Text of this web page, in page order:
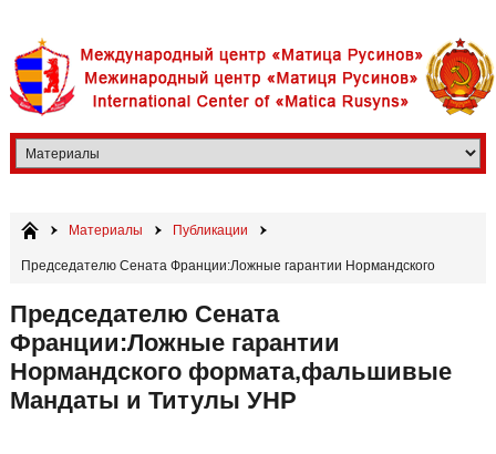
Материалы Публикации
Председателю Сената Франции:Ложные гарантии Нормандского
Председателю Сената
Франции:Ложные гарантии
Нормандского формата,фальшивые
Мандаты и Титулы УНР